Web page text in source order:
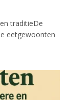
traditieDe
eetgewoonten